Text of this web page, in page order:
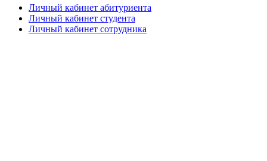
Личный кабинет абитуриента
Личный кабинет студента
Личный кабинет сотрудника